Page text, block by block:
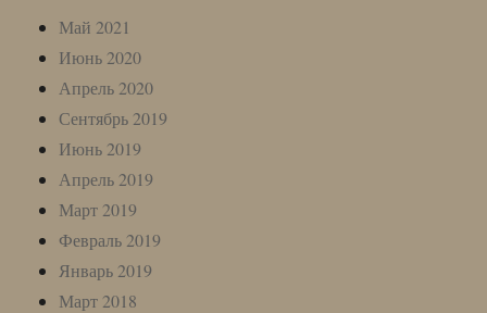
Май 2021
Июнь 2020
Апрель 2020
Сентябрь 2019
Июнь 2019
Апрель 2019
Март 2019
Февраль 2019
Январь 2019
Март 2018